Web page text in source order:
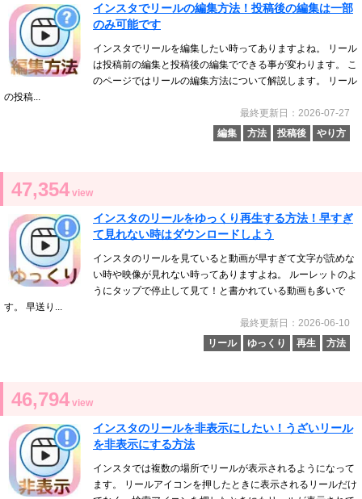
インスタでリールの編集方法！投稿後の編集は一部
のみ可能です
インスタでリールを編集したい時ってありますよね。 リール
は投稿前の編集と投稿後の編集でできる事が変わります。 こ
のページではリールの編集方法について解説します。 リール
の投稿...
最終更新日：2026-07-27
編集
方法 投稿後 やり方
47,354 view
インスタのリールをゆっくり再生する方法！早すぎ
て見れない時はダウンロードしよう
インスタのリールを見ていると動画が早すぎて文字が読めな
い時や映像が見れない時ってありますよね。 ルーレットのよ
うにタップで停止して見て！と書かれている動画も多いで
す。 早送り...
最終更新日：2026-06-10
リール
ゆっくり 再生 方法
46,794 view
インスタのリールを非表示にしたい！うざいリール
を非表示にする方法
インスタでは複数の場所でリールが表示されるようになって
ます。 リールアイコンを押したときに表示されるリールだけ